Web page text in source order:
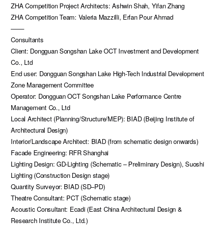
ZHA Competition Project Architects: Ashwin Shah, Yifan Zhang
ZHA Competition Team: Valeria Mazzilli, Erfan Pour Ahmad
───
Consultants
Client: Dongguan Songshan Lake OCT Investment and Development
Co., Ltd
End user: Dongguan Songshan Lake High-Tech Industrial Development
Zone Management Committee
Operator: Dongguan OCT Songshan Lake Performance Centre
Management Co., Ltd
Local Architect (Planning/Structure/MEP): BIAD (Beijing Institute of
Architectural Design)
Interior/Landscape Architect: BIAD (from schematic design onwards)
Facade Engineering: RFR Shanghai
Lighting Design: GD-Lighting (Schematic – Preliminary Design), Suoshi
Lighting (Construction Design stage)
Quantity Surveyor: BIAD (SD–PD)
Theatre Consultant: PCT (Schematic stage)
Acoustic Consultant: Ecadi (East China Architectural Design &
Research Institute Co., Ltd.)